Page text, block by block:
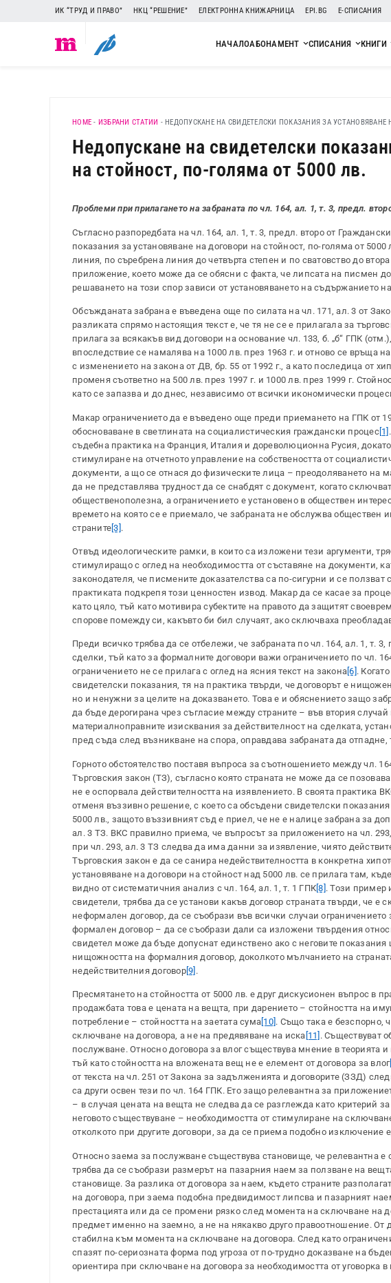
ИК “ТРУД И ПРАВО” НКЦ “РЕШЕНИЕ” ЕЛЕКТРОННА КНИЖАРНИЦА EPI.BG Е-СПИСАНИЯ
НАЧАЛОАБОНАМЕНТ СПИСАНИЯ КНИГИ
HOME - ИЗБРАНИ СТАТИИ - НЕДОПУСКАНЕ НА СВИДЕТЕЛСКИ ПОКАЗАНИЯ ЗА
Недопускане на свидетелски
на стойност, по-голяма от 5000 лв.
Проблеми при прилагането на забраната по чл. 164, ал. 1, т. 3, предл.
Съгласно разпоредбата на чл. 164, ал. 1, т. 3, предл. второ от
показания за установяване на договори на стойност, по-голяма от
линия, по съребрена линия до четвърта степен и по сватовство до
приложение, което може да се обясни с факта, че липсата на писмен
решаването на този спор зависи от установяването на съдържанието
Обсъжданата забрана е въведена още по силата на чл. 171, ал. 3 от
разликата спрямо настоящия текст е, че тя не се е прилагала за
прилага за всякакъв вид договори на основание чл. 133, б. „б“ ГПК
впоследствие се намалява на 1000 лв. през 1963 г. и отново се връща
с изменението на закона от ДВ, бр. 55 от 1992 г., а като последица от
променя съответно на 500 лв. през 1997 г. и 1000 лв. през 1999 г.
като се запазва и до днес, независимо от всички икономически
Макар ограничението да е въведено още преди приемането на ГПК от
обосноваване в светлината на социалистическия граждански процес[1]
съдебна практика на Франция, Италия и дореволюционна Русия, докато
стимулиране на отчетното управление на собствеността от
документи, а що се отнася до физическите лица – преодоляването на
да не представлява трудност да се снабдят с документ, когато
общественополезна, а ограничението е установено в обществен
времето на която се е приемало, че забраната не обслужва
страните[3].
Отвъд идеологическите рамки, в които са изложени тези аргументи,
стимулиращо с оглед на необходимостта от съставяне на документи,
законодателя, че писмените доказателства са по-сигурни и се
практиката подкрепя този ценностен извод. Макар да се касае за
като цяло, тъй като мотивира субектите на правото да защитят
спорове помежду си, какъвто би бил случаят, ако сключваха
Преди всичко трябва да се отбележи, че забраната по чл. 164, ал. 1,
сделки, тъй като за формалните договори важи ограничението по чл.
ограничението не се прилага с оглед на ясния текст на закона [6] .
свидетелски показания, тя на практика твърди, че договорът е
но и ненужни за целите на доказването. Това е и обяснението защо
да бъде дерогирана чрез съгласие между страните – във втория
материалноправните изисквания за действителност на сделката,
пред съда след възникване на спора, оправдава забраната да
Горното обстоятелство поставя въпроса за съотношението между чл.
Търговския закон (ТЗ), съгласно която страната не може да се
не е оспорвала действителността на изявлението. В своята практика
отменя въззивно решение, с което са обсъдени свидетелски
5000 лв., защото въззивният съд е приел, че не е налице забрана за
ал. 3 ТЗ. ВКС правилно приема, че въпросът за приложението на чл.
при чл. 293, ал. 3 ТЗ следва да има данни за изявление, чиято
Търговския закон е да се санира недействителността в конкретна
установяване на договори на стойност над 5000 лв. се прилага там,
видно от систематичния анализ с чл. 164, ал. 1, т. 1 ГПК[8]. Този пример
свидетели, трябва да се установи какъв договор страната твърди, че
неформален договор, да се съобрази във всички случаи
формален договор – да се съобрази дали са изложени твърдения
свидетел може да бъде допуснат единствено ако с неговите
нищожността на формалния договор, доколкото мълчанието на
недействителния договор[9] .
Пресмятането на стойността от 5000 лв. е друг дискусионен въпрос в
продажбата това е цената на вещта, при дарението – стойността на
потребление – стойността на заетата сума [10] . Също така е безспорно,
сключване на договора, а не на предявяване на иска [11] . Съществуват
послужване. Относно договора за влог съществува мнение в теорията
тъй като стойността на вложената вещ не е елемент от договора за влог
от текста на чл. 251 от Закона за задълженията и договорите (ЗЗД)
са други освен тези по чл. 164 ГПК. Ето защо релевантна за
– в случая цената на вещта не следва да се разглежда като критерий
неговото съществуване – необходимостта от стимулиране на
отколкото при другите договори, за да се приема подобно изключение
Относно заема за послужване съществува становище, че релевантна е
трябва да се съобрази размерът на пазарния наем за ползване на
становище. За разлика от договора за наем, където страните
на договора, при заема подобна предвидимост липсва и пазарният
престацията или да се промени рязко след момента на сключване на
предмет именно на заемно, а не на някакво друго правоотношение. От
стабилна към момента на сключване на договора. След като
спазят по-сериозната форма под угроза от по-трудно доказване на
ориентира при сключване на договора за необходимостта от уговорка